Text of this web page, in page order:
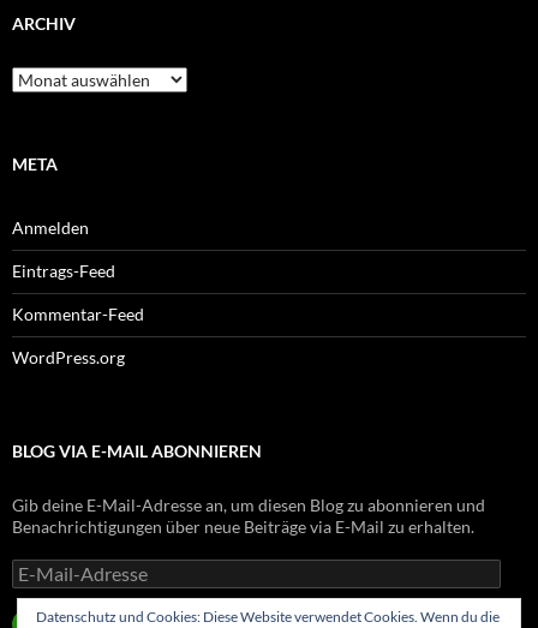
ARCHIV
Archiv
META
Anmelden
Eintrags-Feed
Kommentar-Feed
WordPress.org
BLOG VIA E-MAIL ABONNIEREN
Gib deine E-Mail-Adresse an, um diesen Blog zu abonnieren und
Benachrichtigungen über neue Beiträge via E-Mail zu erhalten.
E-
Mail-
Adresse
Datenschutz und Cookies: Diese Website verwendet Cookies. Wenn du die